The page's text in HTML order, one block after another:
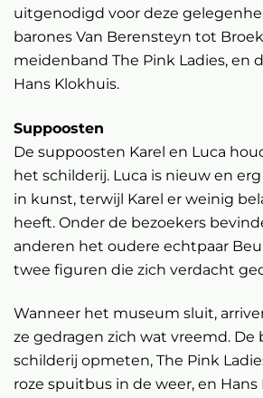
uitgenodigd voor deze
barones Van Berensteyn tot
meidenband The Pink Ladies, en
Hans Klokhuis.
Suppoosten
De suppoosten Karel en Luca
het schilderij. Luca is nieuw en
in kunst, terwijl Karel er weinig
heeft. Onder de bezoekers
anderen het oudere echtpaar
twee figuren die zich verdacht
Wanneer het museum sluit,
ze gedragen zich wat vreemd. De
schilderij opmeten, The Pink
roze spuitbus in de weer, en